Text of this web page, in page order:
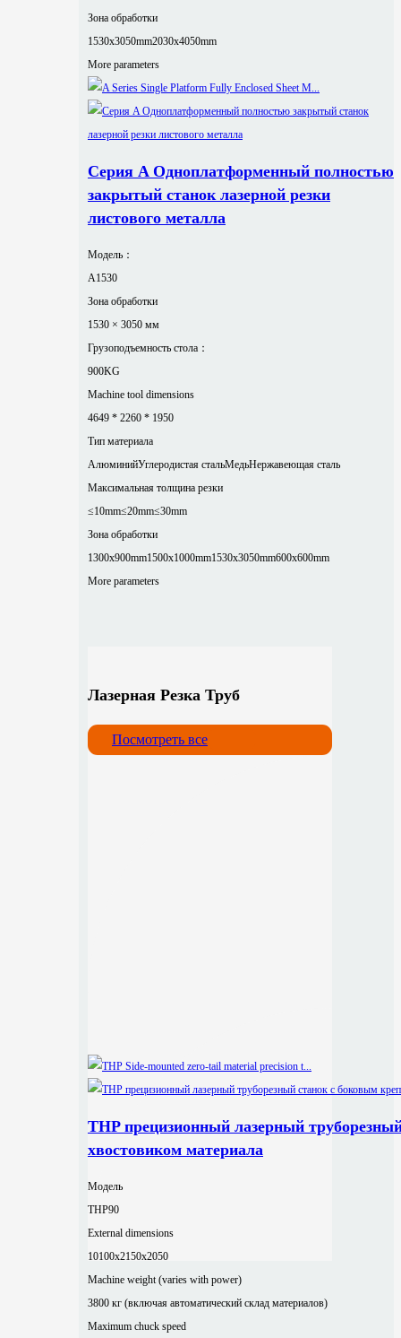
Зона обработки
1530x3050mm2030x4050mm
More parameters
Серия A Одноплатформенный полностью
закрытый станок лазерной резки
листового металла
Модель：
A1530
Зона обработки
1530 × 3050 мм
Грузоподъемность стола：
900KG
Machine tool dimensions
4649 * 2260 * 1950
Тип материала
АлюминийУглеродистая стальМедьНержавеющая сталь
Максимальная толщина резки
≤10mm≤20mm≤30mm
Зона обработки
1300x900mm1500x1000mm1530x3050mm600x600mm
More parameters
Лазерная Резка Труб
Посмотреть все
THP прецизионный лазерный
хвостовиком материала
Модель
THP90
External dimensions
10100x2150x2050
Machine weight (varies with power)
3800 кг (включая автоматический склад материалов)
Maximum chuck speed